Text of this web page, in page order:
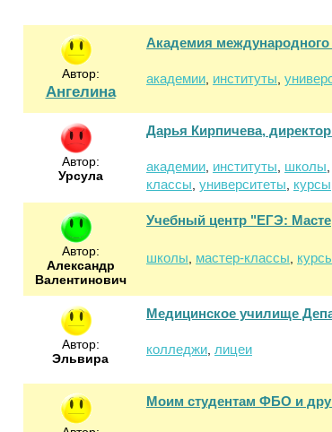
Автор:
Ангелина
Академия международного
академии институты
Автор:
Урсула
Дарья Кирпичева,
академии институты школы
классы университеты курсы
Автор:
Александр
Валентинович
Учебный центр "ЕГЭ:
школы мастер-классы
Автор:
Эльвира
Медицинское училище
колледжи лицеи
Моим студентам ФБО и